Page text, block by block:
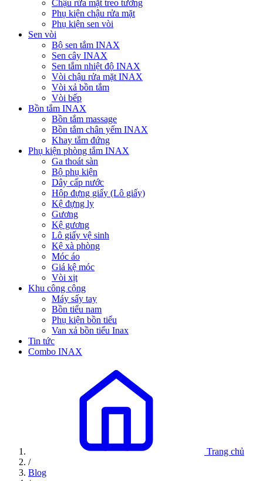
Chậu rửa mặt treo tường
Phụ kiện chậu rửa mặt
Phụ kiện sen vòi
Sen vòi
Bộ sen tắm INAX
Sen cây INAX
Sen tắm nhiệt độ INAX
Vòi chậu rửa mặt INAX
Vòi xả bồn tắm
Vòi bếp
Bồn tắm INAX
Bồn tắm massage
Bồn tắm chân yếm INAX
Khay tắm đứng
Phụ kiện phòng tắm INAX
Ga thoát sàn
Bộ phụ kiện
Dây cấp nước
Hộp đựng giấy (Lô giấy)
Kệ đựng ly
Gương
Kệ gương
Lô giấy vệ sinh
Kệ xà phòng
Móc áo
Giá kệ móc
Vòi xịt
Khu công cộng
Máy sấy tay
Bồn tiểu nam
Phụ kiện bồn tiểu
Van xả bồn tiểu Inax
Tin tức
Combo INAX
Trang chủ
/
Blog